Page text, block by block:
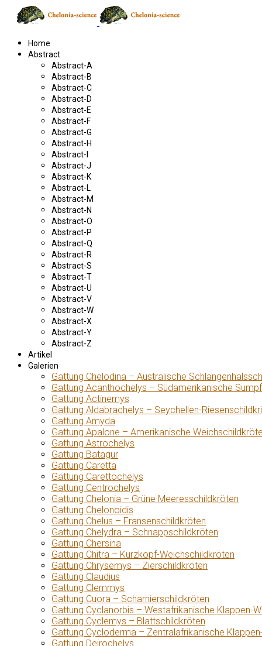
Home
Abstract
Abstract-A
Abstract-B
Abstract-C
Abstract-D
Abstract-E
Abstract-F
Abstract-G
Abstract-H
Abstract-I
Abstract-J
Abstract-K
Abstract-L
Abstract-M
Abstract-N
Abstract-O
Abstract-P
Abstract-Q
Abstract-R
Abstract-S
Abstract-T
Abstract-U
Abstract-V
Abstract-W
Abstract-X
Abstract-Y
Abstract-Z
Artikel
Galerien
Gattung Chelodina – Australische
Gattung Acanthochelys – Südamerikanische
Gattung Actinemys
Gattung Aldabrachelys – Seychellen-
Gattung Amyda
Gattung Apalone – Amerikanische
Gattung Astrochelys
Gattung Batagur
Gattung Caretta
Gattung Carettochelys
Gattung Centrochelys
Gattung Chelonia – Grüne Meeresschildkröten
Gattung Chelonoidis
Gattung Chelus – Fransenschildkröten
Gattung Chelydra – Schnappschildkröten
Gattung Chersina
Gattung Chitra – Kurzkopf-Weichschildkröten
Gattung Chrysemys – Zierschildkröten
Gattung Claudius
Gattung Clemmys
Gattung Cuora – Scharnierschildkröten
Gattung Cyclanorbis – Westafrikanische Klappen-
Gattung Cyclemys – Blattschildkröten
Gattung Cycloderma – Zentralafrikanische
Gattung Deirochelys